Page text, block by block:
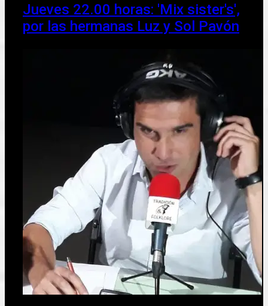
Jueves 22.00 horas: 'Mix sister's',
por las hermanas Luz y Sol Pavón